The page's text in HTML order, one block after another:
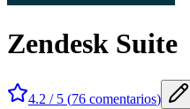
Zendesk Suite
4.2 / 5 (76 comentarios)